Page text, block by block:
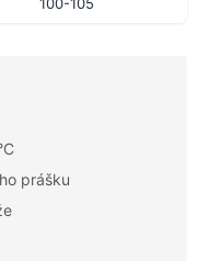
prášku